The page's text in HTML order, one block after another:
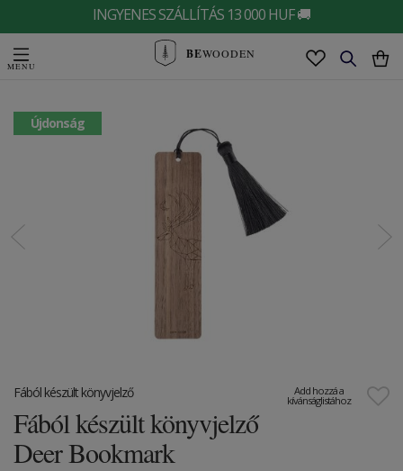
INGYENES SZÁLLÍTÁS 13 000 HUF 🚚
BEWOODEN
Újdonság
Add hozzá a
kívánságlistához
Fából készült könyvjelző
Fából készült könyvjelző
Deer Bookmark